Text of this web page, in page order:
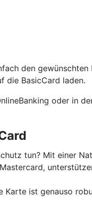
den
die BasicCard laden.
oder in
tun? Mit einer
ist genauso